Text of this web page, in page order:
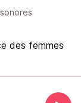
des femmes